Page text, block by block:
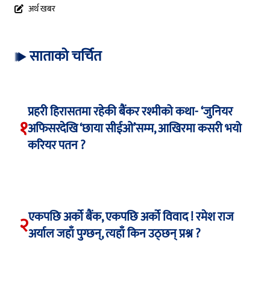
अर्थ खबर
साताको चर्चित
१
प्रहरी हिरासतमा रहेकी बैंकर रश्मीको कथा- ‘जुनियर
अफिसरदेखि ‘छाया सीईओ’सम्म, आखिरमा कसरी भयो
करियर पतन ?
२एकपछि अर्को बैंक, एकपछि अर्को विवाद ! रमेश राज
अर्याल जहाँ पुग्छन्, त्यहाँ किन उठ्छन् प्रश्न ?